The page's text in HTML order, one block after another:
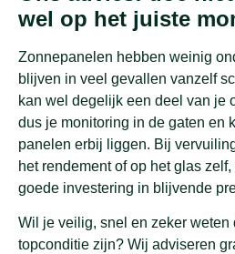
wel op het juiste
Zonnepanelen hebben weinig
blijven in veel gevallen vanzelf
kan wel degelijk een deel van je
dus je monitoring in de gaten en
panelen erbij liggen. Bij
het rendement of op het glas
goede investering in blijvende
Wil je veilig, snel en zeker weten
topconditie zijn? Wij adviseren